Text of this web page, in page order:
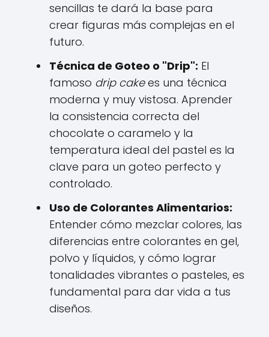
sencillas te dará la base para
crear figuras más complejas en el
futuro.
Técnica de Goteo o "Drip": El
famoso drip cakees una técnica
moderna y muy vistosa. Aprender
la consistencia correcta del
chocolate o caramelo y la
temperatura ideal del pastel es la
clave para un goteo perfecto y
controlado.
Uso de Colorantes Alimentarios:
Entender cómo mezclar colores, las
diferencias entre colorantes en gel,
polvo y líquidos, y cómo lograr
tonalidades vibrantes o pasteles, es
fundamental para dar vida a tus
diseños.